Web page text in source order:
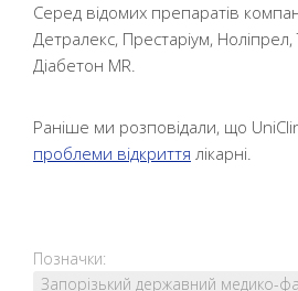
Серед відомих препаратів
Детралекс, Престаріум, Ноліпрел,
Діабетон MR.
Раніше ми розповідали, що
проблеми відкриття лікарні.
Позначки:
Запорізький державний медико-